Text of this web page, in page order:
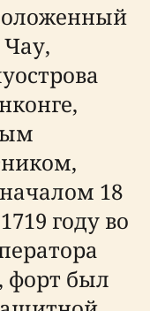
Чау,
18
году во
форт был